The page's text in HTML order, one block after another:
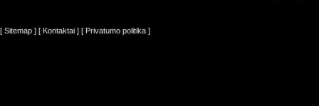
[ Sitemap ] [ Kontaktai ] [ Privatumo politika ]